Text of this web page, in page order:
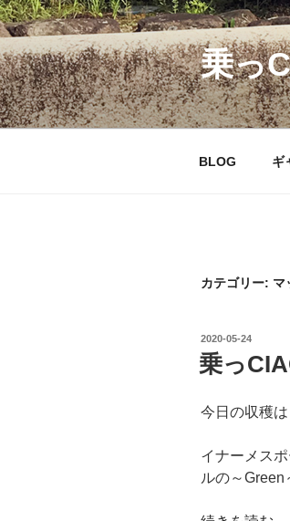
コ
ン
テ
ン
ツ
へ
乗っ
BLOG ギ
カテゴリー: マ
投
稿
日:
2020-05-24
乗っ
今日の収穫は
イナーメス
ルの～Green